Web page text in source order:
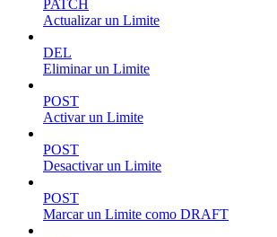
PATCH
Actualizar un Limite
DEL
Eliminar un Limite
POST
Activar un Limite
POST
Desactivar un Limite
POST
Marcar un Limite como DRAFT